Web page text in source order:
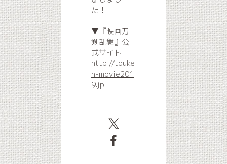
た！！！
▼『映画刀
剣乱舞』公
式サイト
http://touke
n-movie201
9.jp